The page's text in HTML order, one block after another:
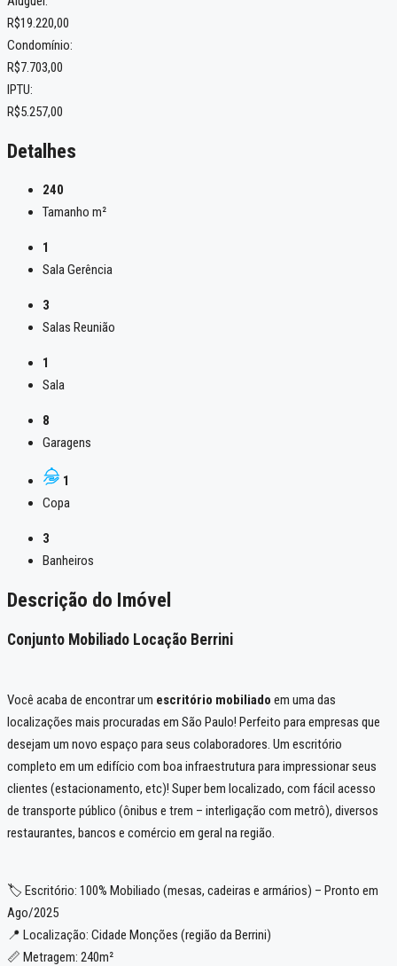
R$19.220,00
Condomínio:
R$7.703,00
IPTU:
R$5.257,00
Detalhes
240
Tamanho m²
1
Sala Gerência
3
Salas Reunião
1
Sala
8
Garagens
1
Copa
3
Banheiros
Descrição do Imóvel
Conjunto Mobiliado Locação Berrini
Você acaba de encontrar um escritório mobiliado em uma das
localizações mais procuradas em São Paulo! Perfeito para empresas que
desejam um novo espaço para seus colaboradores. Um escritório
completo em um edifício com boa infraestrutura para impressionar seus
clientes (estacionamento, etc)! Super bem localizado, com fácil acesso
de transporte público (ônibus e trem – interligação com metrô), diversos
restaurantes, bancos e comércio em geral na região.
🏷️ Escritório: 100% Mobiliado (mesas, cadeiras e armários) – Pronto em
Ago/2025
📍 Localização: Cidade Monções (região da Berrini)
📏 Metragem: 240m²